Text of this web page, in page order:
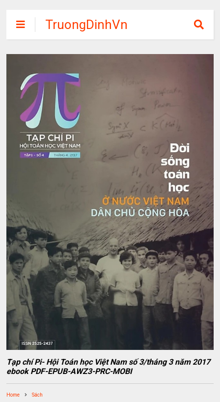
TruongDinhVn
Chia sẽ ebook,
các khóa học,
phần mềm học
tập miễn phí
Tạp chí Pi- Hội Toán học Việt Nam số 3/tháng 3 năm 2017
ebook PDF-EPUB-AWZ3-PRC-MOBI
Home Sách